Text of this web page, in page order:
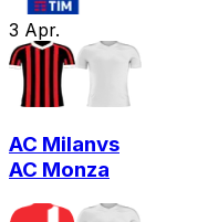
3 Apr.
AC Milanvs
AC Monza